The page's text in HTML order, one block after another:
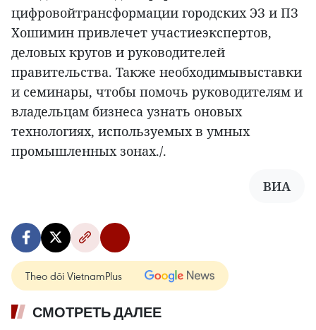
цифровойтрансформации городских ЭЗ и ПЗ
Хошимин привлечет участиеэкспертов,
деловых кругов и руководителей
правительства. Также необходимывыставки
и семинары, чтобы помочь руководителям и
владельцам бизнеса узнать оновых
технологиях, используемых в умных
промышленных зонах./.
ВИА
Theo dõi VietnamPlus
СМОТРЕТЬ ДАЛЕЕ